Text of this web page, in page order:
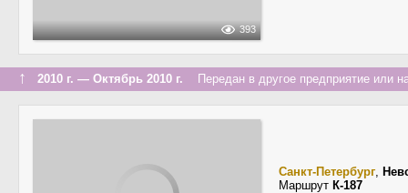
393
↑ 2010 г. — Октябрь 2010 г. Передан в другое предприятие или
Санкт-Петербург,
Маршрут К-187